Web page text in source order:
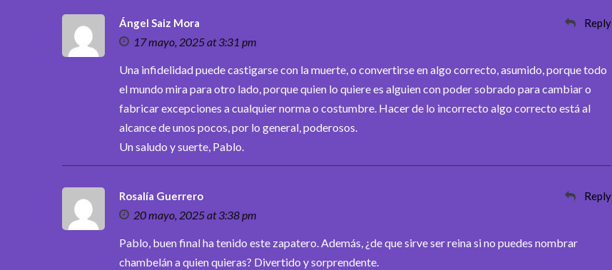
Ángel Saiz Mora
17 mayo, 2025 at 3:31 pm
Reply
Una infidelidad puede castigarse con la muerte, o convertirse en algo correcto, asumido, porque todo
el mundo mira para otro lado, porque quien lo quiere es alguien con poder sobrado para cambiar o
fabricar excepciones a cualquier norma o costumbre. Hacer de lo incorrecto algo correcto está al
alcance de unos pocos, por lo general, poderosos.
Un saludo y suerte, Pablo.
Rosalía Guerrero
20 mayo, 2025 at 3:38 pm
Reply
Pablo, buen final ha tenido este zapatero. Además, ¿de que sirve ser reina si no puedes nombrar
chambelán a quien quieras? Divertido y sorprendente.